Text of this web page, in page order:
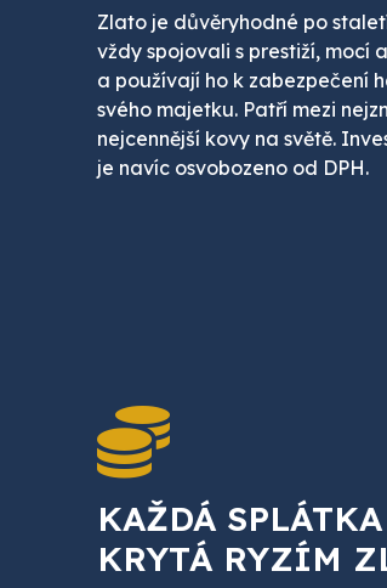
Zlato je důvěryhodné po
vždy spojovali s prestiží, mocí
a používají ho k zabezpečení
svého majetku. Patří mezi
nejcennější kovy na světě.
je navíc osvobozeno od DPH.
KAŽDÁ
KRYTÁ RYZÍM